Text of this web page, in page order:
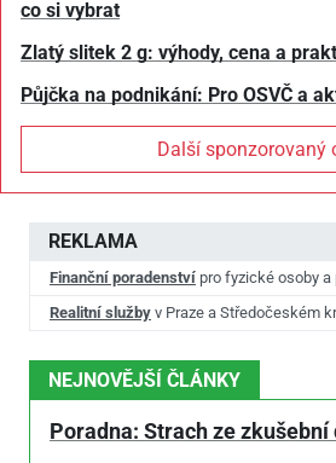
REKLAMA
Finanční poradenství pro fyzické osoby
Realitní služby v Praze a Středočeském
NEJNOVĚJŠÍ ČLÁNKY
Poradna: Strach ze zkušební
co si vybrat
Zlatý slitek 2 g: výhody, cena a
Půjčka na podnikání: Pro OSVČ a
Další sponzorovaný